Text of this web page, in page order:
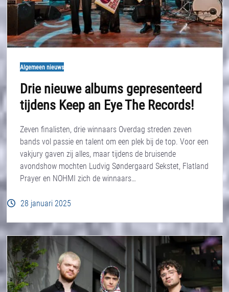
Algemeen nieuws
Drie nieuwe albums gepresenteerd
tijdens Keep an Eye The Records!
Zeven finalisten, drie winnaars Overdag streden zeven
bands vol passie en talent om een plek bij de top. Voor een
vakjury gaven zij alles, maar tijdens de bruisende
avondshow mochten Ludvig Søndergaard Sekstet, Flatland
Prayer en NOHMI zich de winnaars…
28 januari 2025